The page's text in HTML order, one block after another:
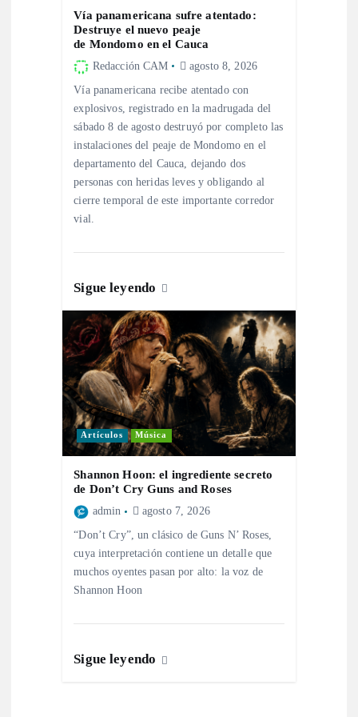
Vía panamericana sufre atentado:
Destruye el nuevo peaje
de Mondomo en el Cauca
Redacción CAM agosto 8, 2026
Vía panamericana recibe atentado con
explosivos, registrado en la madrugada del
sábado 8 de agosto destruyó por completo las
instalaciones del peaje de Mondomo en el
departamento del Cauca, dejando dos
personas con heridas leves y obligando al
cierre temporal de este importante corredor
vial.
Sigue leyendo
Artículos Música
Shannon Hoon: el ingrediente secreto
de Don’t Cry Guns and Roses
admin agosto 7, 2026
“Don’t Cry”, un clásico de Guns N’ Roses,
cuya interpretación contiene un detalle que
muchos oyentes pasan por alto: la voz de
Shannon Hoon
Sigue leyendo